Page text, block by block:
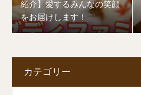
紹介】愛するみんなの笑顔
をお届けします！
カテゴリー